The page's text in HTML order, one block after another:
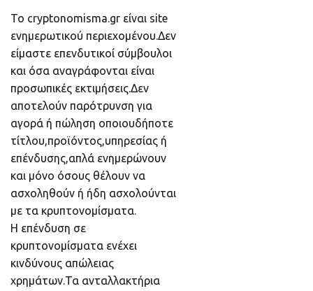
Το cryptonomisma.gr είναι site
ενημερωτικού περιεχομένου.Δεν
είμαστε επενδυτικοί σύμβουλοι
και όσα αναγράφονται είναι
προσωπικές εκτιμήσεις.Δεν
αποτελούν παρότρυνση για
αγορά ή πώληση οποιουδήποτε
τίτλου,προϊόντος,υπηρεσίας ή
επένδυσης,απλά ενημερώνουν
και μόνο όσους θέλουν να
ασχοληθούν ή ήδη ασχολούνται
με τα κρυπτονομίσματα.
Η επένδυση σε
κρυπτονομίσματα ενέχει
κινδύνους απώλειας
χρημάτων.Τα ανταλλακτήρια